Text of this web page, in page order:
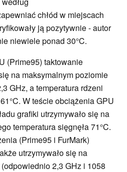
chłód w miejscach
ją pozytywnie - autor
niewiele ponad 30°C.
(Prime95) taktowanie
na maksymalnym poziomie
GHz, a temperatura rdzeni
W teście obciążenia GPU
grafiki utrzymywało się na
temperatura sięgnęła 71°C.
(Prime95 i FurMark)
utrzymywało się na
2,3 GHz i 1058